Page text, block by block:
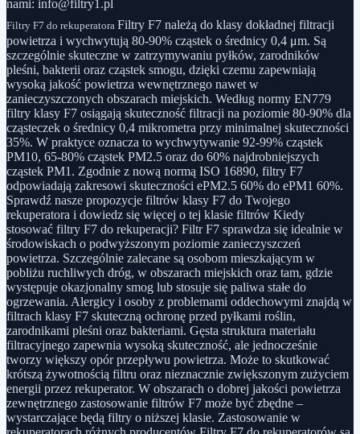
nami: info@filtry1.pl
Filtry F7 do rekuperatora Filtry F7 należą do klasy dokładnej filtracji
powietrza i wychwytują 80-90% cząstek o średnicy 0,4 μm. Są
szczególnie skuteczne w zatrzymywaniu pyłków, zarodników
pleśni, bakterii oraz cząstek smogu, dzięki czemu zapewniają
wysoką jakość powietrza wewnętrznego nawet w
zanieczyszczonych obszarach miejskich. Według normy EN779
filtry klasy F7 osiągają skuteczność filtracji na poziomie 80-90% dla
cząsteczek o średnicy 0,4 mikrometra przy minimalnej skuteczności
35%. W praktyce oznacza to wychwytywanie 92-99% cząstek
PM10, 65-80% cząstek PM2.5 oraz do 60% najdrobniejszych
cząstek PM1. Zgodnie z nową normą ISO 16890, filtry F7
odpowiadają zakresowi skuteczności ePM2.5 60% do ePM1 60%.
Sprawdź nasze propozycje filtrów klasy F7 do Twojego
rekuperatora i dowiedz się więcej o tej klasie filtrów Kiedy
stosować filtry F7 do rekuperacji? Filtr F7 sprawdza się idealnie w
środowiskach o podwyższonym poziomie zanieczyszczeń
powietrza. Szczególnie zalecane są osobom mieszkającym w
pobliżu ruchliwych dróg, w obszarach miejskich oraz tam, gdzie
występuje okazjonalny smog lub stosuje się paliwa stałe do
ogrzewania. Alergicy i osoby z problemami oddechowymi znajdą w
filtrach klasy F7 skuteczną ochronę przed pyłkami roślin,
zarodnikami pleśni oraz bakteriami. Gęsta struktura materiału
filtracyjnego zapewnia wysoką skuteczność, ale jednocześnie
tworzy większy opór przepływu powietrza. Może to skutkować
krótszą żywotnością filtru oraz nieznacznie zwiększonym zużyciem
energii przez rekuperator. W obszarach o dobrej jakości powietrza
zewnętrznego zastosowanie filtrów F7 może być zbędne –
wystarczające będą filtry o niższej klasie. Zastosowanie w